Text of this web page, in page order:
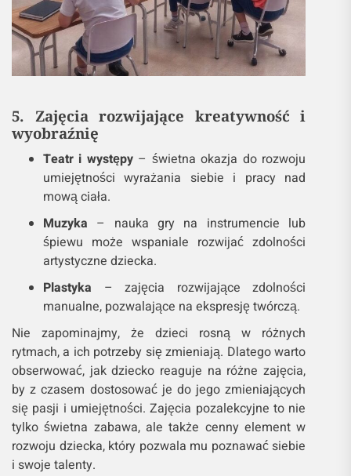
5. Zajęcia rozwijające kreatywność i
wyobraźnię
Teatr i występy– świetna okazja do rozwoju
umiejętności wyrażania siebie i pracy nad
mową ciała.
Muzyka – nauka gry na instrumencie lub
śpiewu może wspaniale rozwijać zdolności
artystyczne dziecka.
Plastyka – zajęcia rozwijające zdolności
manualne, pozwalające na ekspresję twórczą.
Nie zapominajmy, że dzieci rosną w różnych
rytmach, a ich potrzeby się zmieniają. Dlatego warto
obserwować, jak dziecko reaguje na różne zajęcia,
by z czasem dostosować je do jego zmieniających
się pasji i umiejętności. Zajęcia pozalekcyjne to nie
tylko świetna zabawa, ale także cenny element w
rozwoju dziecka, który pozwala mu poznawać siebie
i swoje talenty.